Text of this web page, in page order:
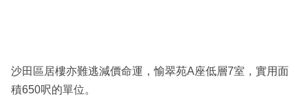
沙田區居樓亦難逃減價命運，愉翠苑A座低層7室，實用面
積650呎的單位。